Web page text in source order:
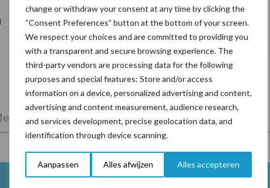
change or withdraw your consent at any time by clicking the
“Consent Preferences” button at the bottom of your screen.
We respect your choices and are committed to providing you
with a transparent and secure browsing experience. The
third-party vendors are processing data for the following
purposes and special features: Store and/or access
information on a device, personalized advertising and content,
advertising and content measurement, audience research,
and services development, precise geolocation data, and
identification through device scanning.
Aanpassen Alles afwijzen Alles accepteren
De speenhuid: een vaak onderschatte
risicofactor voor mastitis
Veevoer Wet en regelgeving